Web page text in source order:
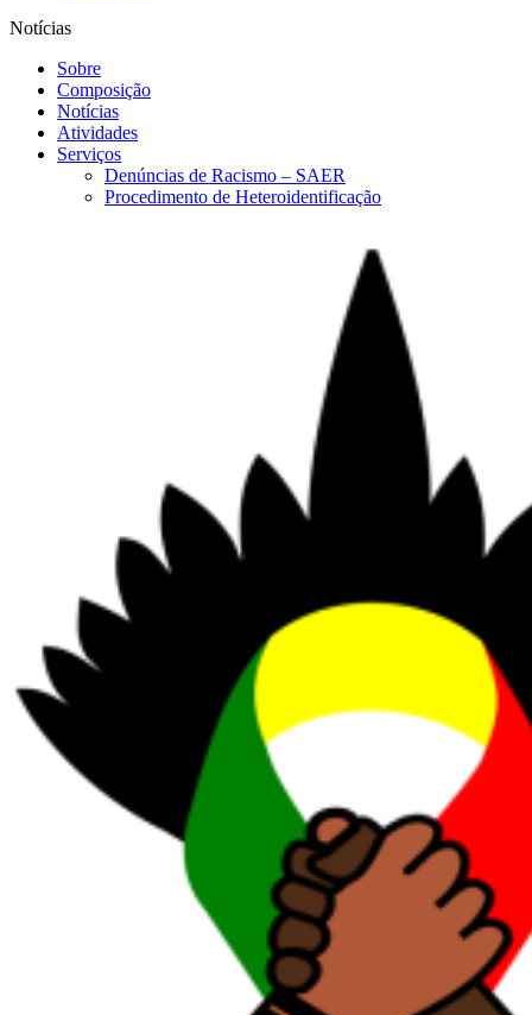
Notícias
Sobre
Composição
Notícias
Atividades
Serviços
Denúncias de Racismo – SAER
Procedimento de Heteroidentificação